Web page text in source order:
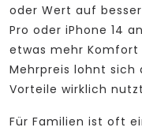
oder Wert auf
Pro oder iPhone 14
etwas mehr Komfort
Mehrpreis lohnt sich
Vorteile wirklich
Für Familien ist oft